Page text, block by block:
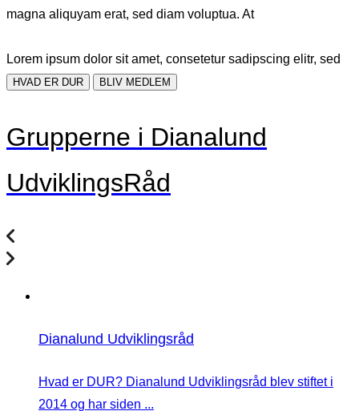
magna aliquyam erat, sed diam voluptua. At
Lorem ipsum dolor sit amet, consetetur sadipscing elitr, sed
HVAD ER DUR BLIV MEDLEM
Grupperne i Dianalund
UdviklingsRåd
Dianalund Udviklingsråd
Hvad er DUR? Dianalund Udviklingsråd blev stiftet i
2014 og har siden ...